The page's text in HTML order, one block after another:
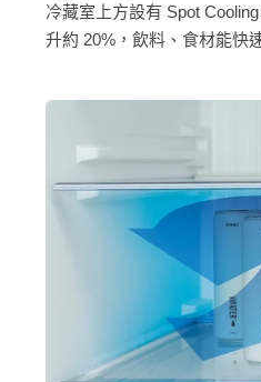
冷藏室上方設有 Spot
升約 20%，飲料、食材能快